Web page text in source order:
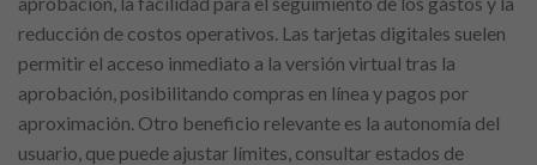
reducción de costos operativos. Las tarjetas digitales suelen
permitir el acceso inmediato a la versión virtual tras la
aprobación, posibilitando compras en línea y pagos por
aproximación. Otro beneficio relevante es la autonomía del
usuario, que puede ajustar límites, consultar estados de